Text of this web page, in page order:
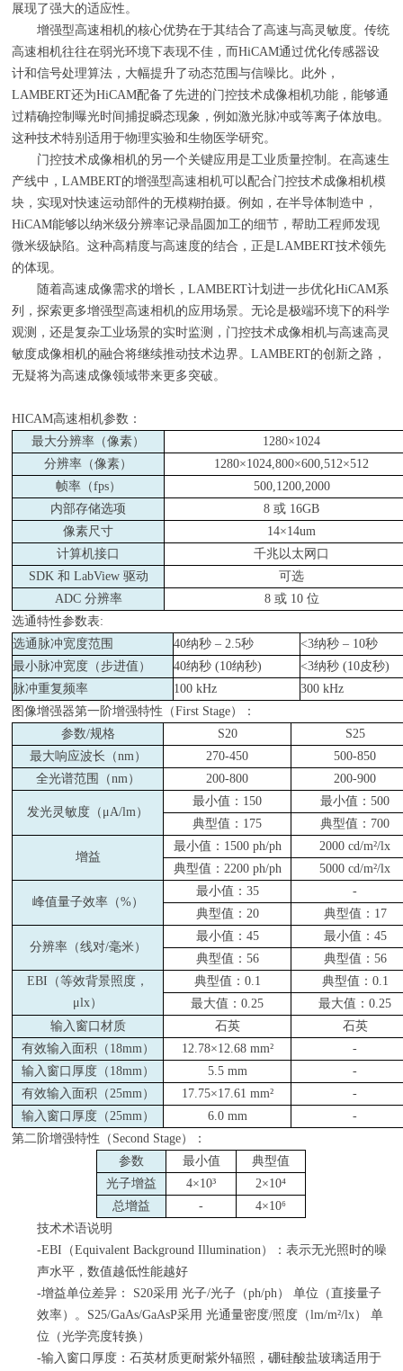
展现了强大的适应性。
增强型高速相机的核心优势在于其结合了高速与高灵敏度。传统
高速相机往往在弱光环境下表现不佳，而HiCAM通过优化传感器设
计和信号处理算法，大幅提升了动态范围与信噪比。此外，
LAMBERT还为HiCAM配备了先进的门控技术成像相机功能，能够通
过精确控制曝光时间捕捉瞬态现象，例如激光脉冲或等离子体放电。
这种技术特别适用于物理实验和生物医学研究。
门控技术成像相机的另一个关键应用是工业质量控制。在高速生
产线中，LAMBERT的增强型高速相机可以配合门控技术成像相机模
块，实现对快速运动部件的无模糊拍摄。例如，在半导体制造中，
HiCAM能够以纳米级分辨率记录晶圆加工的细节，帮助工程师发现
微米级缺陷。这种高精度与高速度的结合，正是LAMBERT技术领先
的体现。
随着高速成像需求的增长，LAMBERT计划进一步优化HiCAM系
列，探索更多增强型高速相机的应用场景。无论是极端环境下的科学
观测，还是复杂工业场景的实时监测，门控技术成像相机与高速高灵
敏度成像相机的融合将继续推动技术边界。LAMBERT的创新之路，
无疑将为高速成像领域带来更多突破。
HICAM高速相机参数：
最大分辨率（像素）
1280×1024
分辨率（像素）
1280×1024,800×600,512×512
帧率（fps）
500,1200,2000
内部存储选项
8或 16GB
像素尺寸
14×14um
计算机接口
千兆以太网口
SDK 和 LabView 驱动
可选
ADC 分辨率 8 或10 位
选通特性参数表:
选通脉冲宽度范围
40纳秒– 2.5秒 <3纳秒 – 10秒
最小脉冲宽度（步进值）
40纳秒 (10纳秒) <3纳秒 (10皮秒)
脉冲重复频率
100 kHz
300 kHz
图像增强器第一阶增强特性（First Stage）：
参数/规格 S20
S25
最大响应波长（nm） 270-450
500-850
全光谱范围（nm） 200-800 200-900
发光灵敏度（ μA/lm）
最小值： 150 最小值：500
典型值： 175 典型值： 700
增益
最小值： 1500 ph/ph
2000 cd/m²/lx
典型值： 2200 ph/ph 5000 cd/m²/lx
峰值量子效率（%）
最小值： 35
-
典型值： 20 典型值： 17
分辨率（线对/毫米）
最小值： 45 最小值： 45
典型值： 56 典型值： 56
EBI （等效背景照度，
μlx）
典型值： 0.1 典型值： 0.1
最大值：0.25 最大值：0.25
输入窗口材质
石英
石英
有效输入面积（ 18mm） 12.78×12.68 mm²
-
输入窗口厚度（ 18mm） 5.5 mm
-
有效输入面积（25mm） 17.75×17.61 mm²
-
输入窗口厚度（25mm） 6.0 mm
-
第二阶增强特性（Second Stage）：
参数
最小值
典型值
光子增益
4×10³
2×10⁴
总增益
-
4×10⁶
技术术语说明
-EBI（Equivalent Background Illumination）：表示无光照时的噪
声水平，数值越低性能越好
-增益单位差异：
S20采用 光子/光子（ph/ph） 单位（直接量子
效率）。 S25/GaAs/GaAsP采用 光通量密度/照度（lm/m²/lx） 单
位（光学亮度转换）
-输入窗口厚度：石英材质更耐紫外辐照，硼硅酸盐玻璃适用于